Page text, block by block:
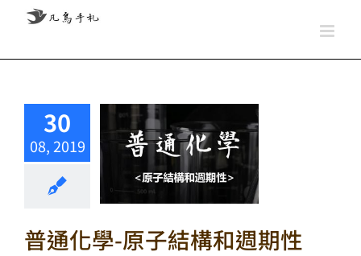
30
08, 2019
普通化學-原子結構和週期性